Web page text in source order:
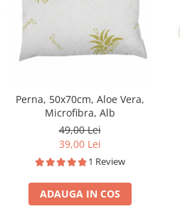
Perna, 50x70cm, Aloe Vera,
Microfibra, Alb
49,00 Lei
39,00 Lei
1 Review
ADAUGA IN COS